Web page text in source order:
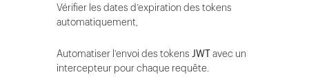
Vérifier les dates d’expiration des tokens
automatiquement,
Automatiser l’envoi des tokens JWTavec un
intercepteur pour chaque requête.